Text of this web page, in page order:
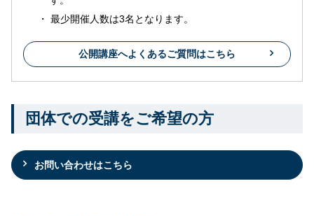
最少開催人数は3名となります。
公開講座へよくあるご質問はこちら
団体での受講をご希望の方
お問い合わせはこちら